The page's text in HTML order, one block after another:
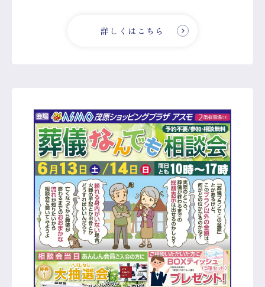
詳しくはこちら